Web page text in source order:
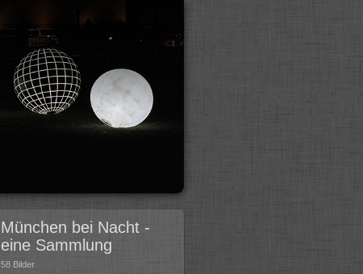
München bei Nacht -
eine Sammlung
58 Bilder